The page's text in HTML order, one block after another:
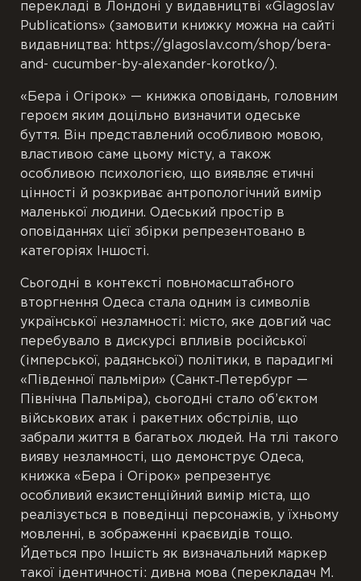
перекладі в Лондоні у видавництві «Glagoslav
Publications» (замовити книжку можна на сайті
видавництва: https://glagoslav.com/shop/bera-
and- cucumber-by-alexander-korotko/).
«Бера і Огірок» — книжка оповідань, головним
героєм яким доцільно визначити одеське
буття. Він представлений особливою мовою,
властивою саме цьому місту, а також
особливою психологією, що виявляє етичні
цінності й розкриває антропологічний вимір
маленької людини. Одеський простір в
оповіданнях цієї збірки репрезентовано в
категоріях Іншості.
Сьогодні в контексті повномасштабного
вторгнення Одеса стала одним із символів
української незламності: місто, яке довгий час
перебувало в дискурсі впливів російської
(імперської, радянської) політики, в парадигмі
«Південної пальміри» (Санкт‐Петербург —
Північна Пальміра), сьогодні стало об’єктом
військових атак і ракетних обстрілів, що
забрали життя в багатьох людей. На тлі такого
вияву незламності, що демонструє Одеса,
книжка «Бера і Огірок» репрезентує
особливий екзистенційний вимір міста, що
реалізується в поведінці персонажів, у їхньому
мовленні, в зображенні краєвидів тощо.
Йдеться про Іншість як визначальний маркер
такої ідентичності: дивна мова (перекладач М.